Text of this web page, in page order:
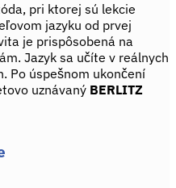
pri ktorej sú lekcie
jazyku od prvej
je prispôsobená na
Jazyk sa učíte v reálnych
Po úspešnom ukončení
uznávaný BERLITZ